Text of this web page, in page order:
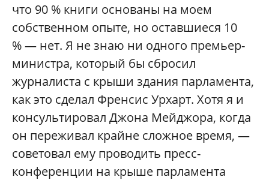
что 90 % книги основаны на моем
собственном опыте, но оставшиеся 10
% — нет. Я не знаю ни одного премьер-
министра, который бы сбросил
журналиста с крыши здания парламента,
как это сделал Френсис Урхарт. Хотя я и
консультировал Джона Мейджора, когда
он переживал крайне сложное время, —
советовал ему проводить пресс-
конференции на крыше парламента